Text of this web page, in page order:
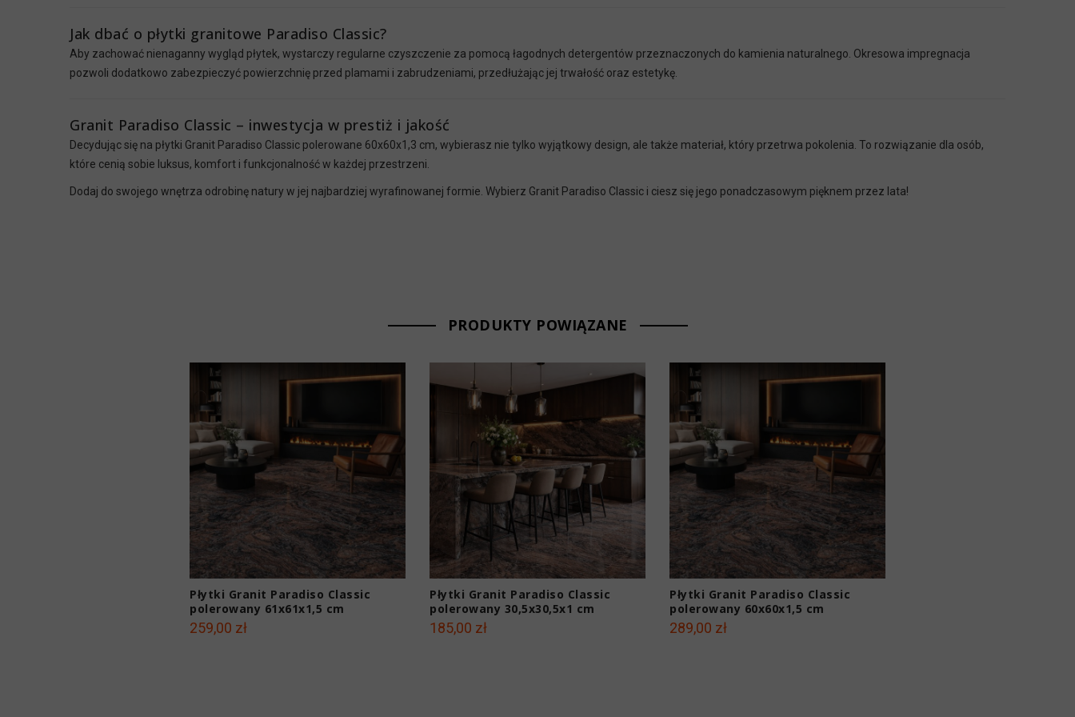
Jak dbać o płytki granitowe Paradiso Classic?
Aby zachować nienaganny wygląd płytek, wystarczy regularne czyszczenie za pomocą łagodnych detergentów przeznaczonych do kamienia naturalnego. Okresowa impregnacja
pozwoli dodatkowo zabezpieczyć powierzchnię przed plamami i zabrudzeniami, przedłużając jej trwałość oraz estetykę.
Granit Paradiso Classic – inwestycja w prestiż i jakość
Decydując się na płytki Granit Paradiso Classic polerowane 60x60x1,3 cm, wybierasz nie tylko wyjątkowy design, ale także materiał, który przetrwa pokolenia. To rozwiązanie dla osób,
które cenią sobie luksus, komfort i funkcjonalność w każdej przestrzeni.
Dodaj do swojego wnętrza odrobinę natury w jej najbardziej wyrafinowanej formie. Wybierz Granit Paradiso Classic i ciesz się jego ponadczasowym pięknem przez lata!
PRODUKTY POWIĄZANE
Płytki Granit Paradiso Classic
polerowany 61x61x1,5 cm
259,00 zł
Płytki Granit Paradiso Classic
polerowany 30,5x30,5x1 cm
185,00 zł
Płytki Granit Paradiso Classic
polerowany 60x60x1,5 cm
289,00 zł